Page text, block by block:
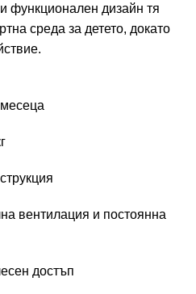
функционален дизайн тя
среда за детето, докато
вентилация и постоянна
достъп